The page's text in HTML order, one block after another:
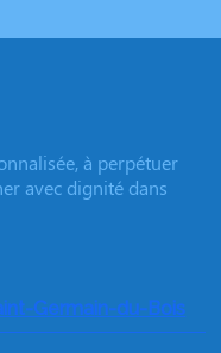
à perpétuer
avec dignité dans
Germain-du-Bois